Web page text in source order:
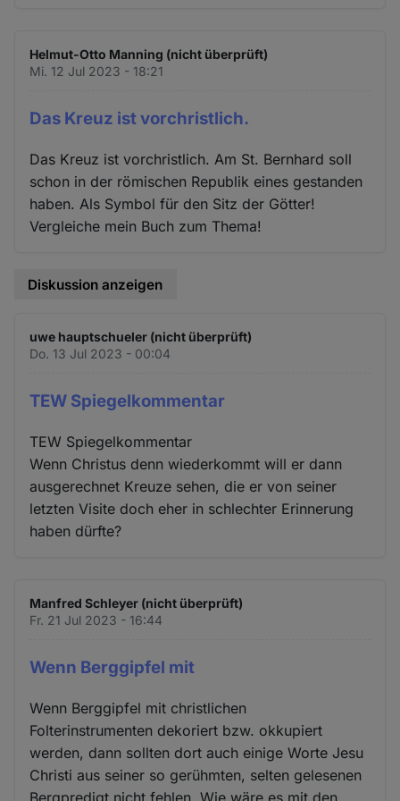
Helmut-Otto Manning (nicht überprüft)
Mi. 12 Jul 2023 - 18:21
Das Kreuz ist vorchristlich.
Das Kreuz ist vorchristlich. Am St. Bernhard soll
schon in der römischen Republik eines gestanden
haben. Als Symbol für den Sitz der Götter!
Vergleiche mein Buch zum Thema!
Diskussion anzeigen
uwe hauptschueler (nicht überprüft)
Do. 13 Jul 2023 - 00:04
TEW Spiegelkommentar
TEW Spiegelkommentar
Wenn Christus denn wiederkommt will er dann
ausgerechnet Kreuze sehen, die er von seiner
letzten Visite doch eher in schlechter Erinnerung
haben dürfte?
Manfred Schleyer (nicht überprüft)
Fr. 21 Jul 2023 - 16:44
Wenn Berggipfel mit
Wenn Berggipfel mit christlichen
Folterinstrumenten dekoriert bzw. okkupiert
werden, dann sollten dort auch einige Worte Jesu
Christi aus seiner so gerühmten, selten gelesenen
Bergpredigt nicht fehlen. Wie wäre es mit den